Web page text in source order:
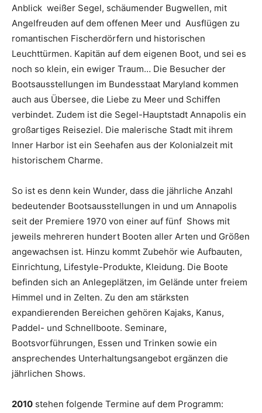
Anblick weißer Segel, schäumender Bugwellen, mit
Angelfreuden auf dem offenen Meer und Ausflügen zu
romantischen Fischerdörfern und historischen
Leuchttürmen. Kapitän auf dem eigenen Boot, und sei es
noch so klein, ein ewiger Traum… Die Besucher der
Bootsausstellungen im Bundesstaat Maryland kommen
auch aus Übersee, die Liebe zu Meer und Schiffen
verbindet. Zudem ist die Segel-Hauptstadt Annapolis ein
großartiges Reiseziel. Die malerische Stadt mit ihrem
Inner Harbor ist ein Seehafen aus der Kolonialzeit mit
historischem Charme.
So ist es denn kein Wunder, dass die jährliche Anzahl
bedeutender Bootsausstellungen in und um Annapolis
seit der Premiere 1970 von einer auf fünf Shows mit
jeweils mehreren hundert Booten aller Arten und Größen
angewachsen ist. Hinzu kommt Zubehör wie Aufbauten,
Einrichtung, Lifestyle-Produkte, Kleidung. Die Boote
befinden sich an Anlegeplätzen, im Gelände unter freiem
Himmel und in Zelten. Zu den am stärksten
expandierenden Bereichen gehören Kajaks, Kanus,
Paddel- und Schnellboote. Seminare,
Bootsvorführungen, Essen und Trinken sowie ein
ansprechendes Unterhaltungsangebot ergänzen die
jährlichen Shows.
2010 stehen folgende Termine auf dem Programm: